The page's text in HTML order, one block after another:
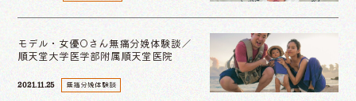
2021.11.25 無痛分娩体験談
モデル・女優Oさん無痛分娩体験談／
順天堂大学医学部附属順天堂医院